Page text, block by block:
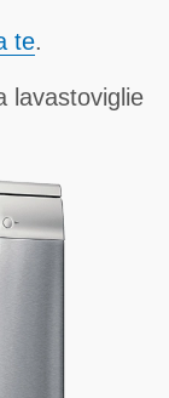
te.
lavastoviglie